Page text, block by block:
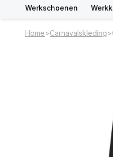
Werkschoenen
Home>Carnavalskleding>